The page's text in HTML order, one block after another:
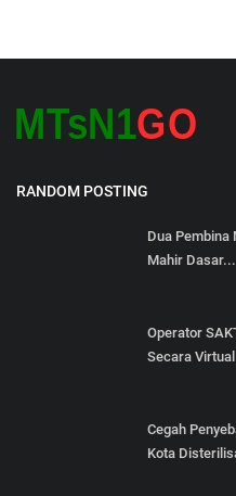
RANDOM POSTING
Dua Pembina
Mahir Dasar...
Operator
Secara Virtual
Cegah
Kota